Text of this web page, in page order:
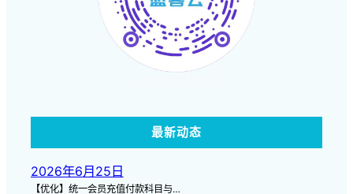
最新动态
2026年6月25日
【优化】统一会员充值付款科目与…